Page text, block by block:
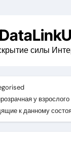
силы
у
к данному